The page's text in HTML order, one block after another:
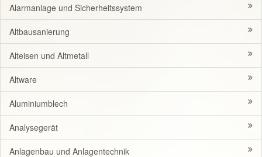
Alarmanlage und Sicherheitssystem
Altbausanierung
Alteisen und Altmetall
Altware
Aluminiumblech
Analysegerät
Anlagenbau und Anlagentechnik